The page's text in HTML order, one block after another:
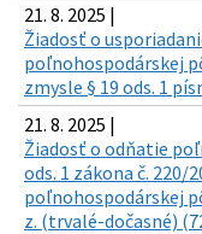
21. 8. 2025 |
Žiadosť o
poľnohospodárskej
zmysle § 19 ods. 1
21. 8. 2025 |
Žiadosť o odňatie
ods. 1 zákona č. 220/
poľnohospodárskej
z. (trvalé-dočasné)